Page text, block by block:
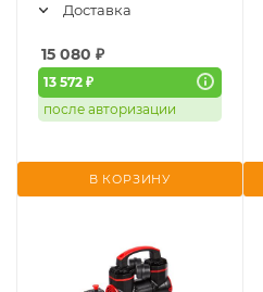
Доставка
15 080 ₽
13 572 ₽
после авторизации
В КОРЗИНУ